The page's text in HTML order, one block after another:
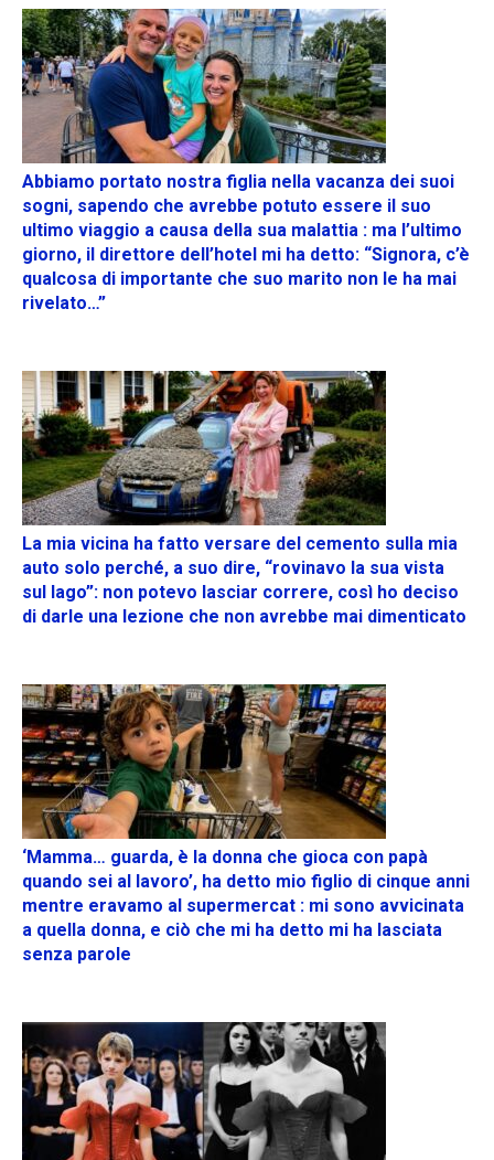
Abbiamo portato nostra figlia nella vacanza dei suoi
sogni, sapendo che avrebbe potuto essere il suo
ultimo viaggio a causa della sua malattia : ma l’ultimo
giorno, il direttore dell’hotel mi ha detto: “Signora, c’è
qualcosa di importante che suo marito non le ha mai
rivelato…”
La mia vicina ha fatto versare del cemento sulla mia
auto solo perché, a suo dire, “rovinavo la sua vista
sul lago”: non potevo lasciar correre, così ho deciso
di darle una lezione che non avrebbe mai dimenticato
‘Mamma… guarda, è la donna che gioca con papà
quando sei al lavoro’, ha detto mio figlio di cinque anni
mentre eravamo al supermercat : mi sono avvicinata
a quella donna, e ciò che mi ha detto mi ha lasciata
senza parole